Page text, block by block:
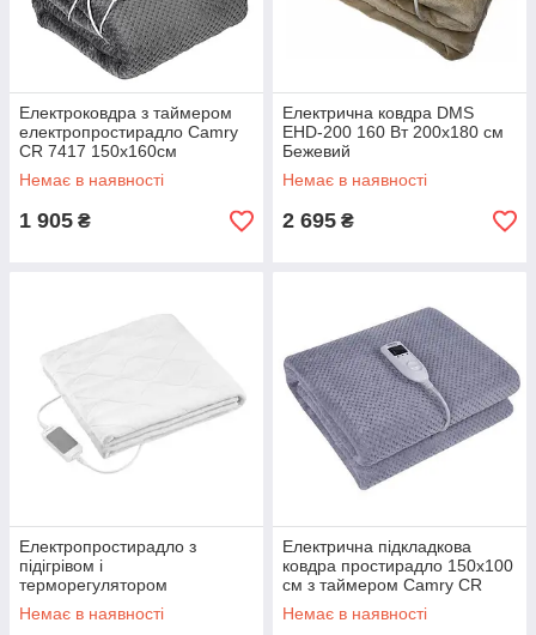
Електроковдра з таймером
електропростирадло Camry
CR 7417 150х160см
Немає в наявності
1 905 ₴
Електрична ковдра DMS
EHD-200 160 Вт 200x180 см
Бежевий
Немає в наявності
2 695 ₴
Електропростирадло з
підігрівом і
терморегулятором
односпальна ProfiCare PC-
WUB 3060 60 Вт 150x70см
Немає в наявності
Електрична підкладкова
ковдра простирадло 150х100
см з таймером Camry CR
7416
Немає в наявності